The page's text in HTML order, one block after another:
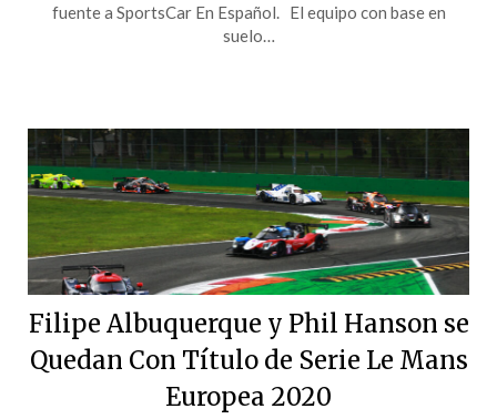
fuente a SportsCar En Español. El equipo con base en
suelo…
Filipe Albuquerque y Phil Hanson se
Quedan Con Título de Serie Le Mans
Europea 2020